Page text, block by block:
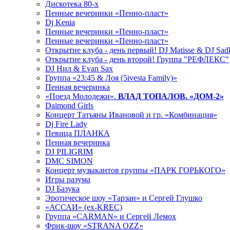
Дискотека 80-х
Пенные вечеринки «Пенно-пласт»
Dj Kenia
Пенные вечеринки «Пенно-пласт»
Пенные вечеринки «Пенно-пласт»
Открытие клуба - день первый! DJ Matisse & DJ
Открытие клуба - день второй! Группа "РЕФЛЕКС"
DJ Нил & Evan Sax
Группа «23:45 & Лоя (5ivesta Family)»
Пенная вечеринка
«Поезд Молодежи». ВЛАД ТОПАЛОВ. «ДОМ-2»
Daimond Girls
Концерт Татьяны Ивановой и гр. «Комбинация»
Dj Fire Lady
Певица ПЛАНКА
Пенная вечеринка
DJ PILIGRIM
DMC SIMON
Концерт музыкантов группы «ПАРК ГОРЬКОГО»
Игры разума
DJ Базука
Эротическое шоу «Тарзан» и Сергей Глушко
«АССАИ» (ex-KREC)
Группа «CARMAN» и Сергей Лемох
Фрик-шоу «STRANA OZZ»